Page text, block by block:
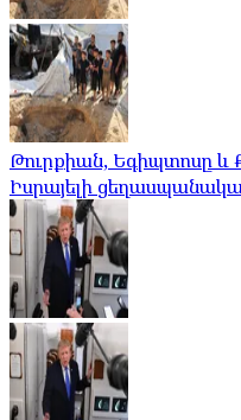
Թուրքիան, Եգիպտոսը
Իսրայելի